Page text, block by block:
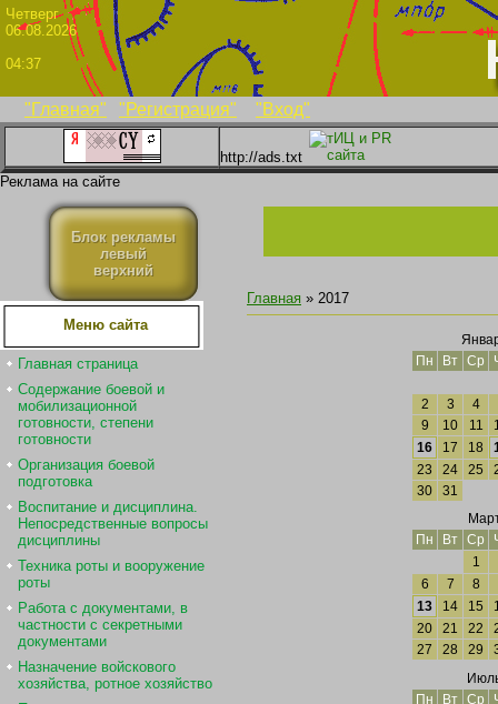
"Главная" "Регистрация" "Вход"
06.08.2026
04:37
http://ads.txt
Реклама на сайте
Блок рекламы
левый
верхний
Меню сайта
Главная страница
Содержание боевой и
мобилизационной
готовности, степени
готовности
Организация боевой
подготовка
Воспитание и дисциплина.
Непосредственные вопросы
дисциплины
Техника роты и вооружение
роты
Работа с документами, в
частности с секретными
документами
Назначение войскового
хозяйства, ротное хозяйство
Главная » 2017
Пн
Вт Ср
2 3 4
9
10 11
16
17 18
23
24 25
30
31
Пн
Вт Ср
1
6
7 8
13
14 15
20
21 22
27
28 29
Пн
Вт Ср